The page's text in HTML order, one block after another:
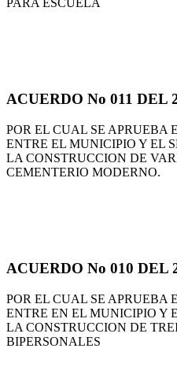
ACUERDO No 011 DEL
POR EL CUAL SE APRUEBA
ENTRE EL MUNICIPIO Y EL
LA CONSTRUCCION DE
CEMENTERIO MODERNO.
ACUERDO No 010 DEL
POR EL CUAL SE APRUEBA
ENTRE EN EL MUNICIPIO Y
LA CONSTRUCCION DE
BIPERSONALES